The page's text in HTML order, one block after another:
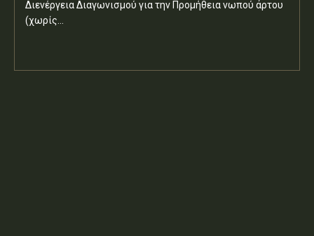
Διενέργεια Διαγωνισμού για την Προμήθεια νωπού άρτου
(χωρίς...